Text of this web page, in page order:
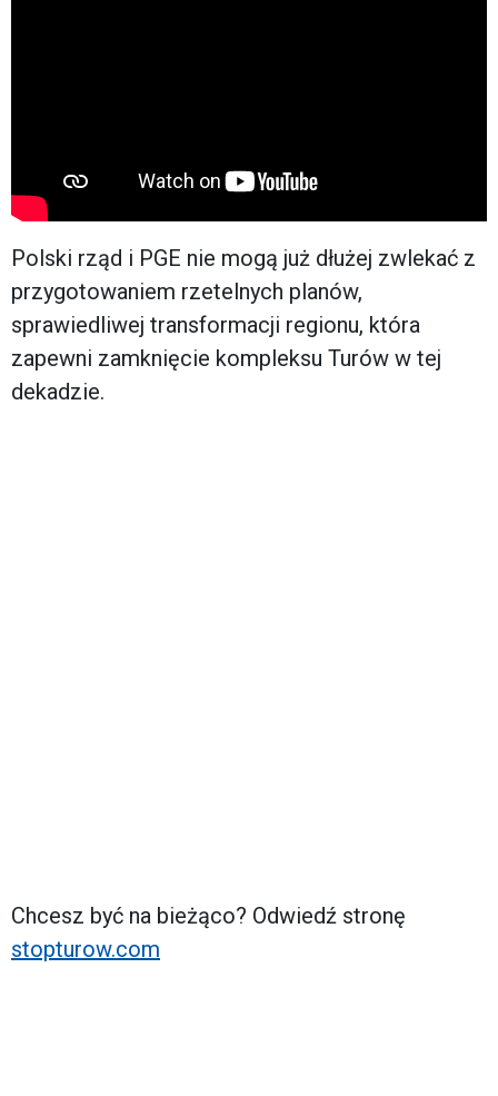
Polski rząd i PGE nie mogą już dłużej zwlekać z
przygotowaniem rzetelnych planów,
sprawiedliwej transformacji regionu, która
zapewni zamknięcie kompleksu Turów w tej
dekadzie.
Chcesz być na bieżąco? Odwiedź stronę
stopturow.com